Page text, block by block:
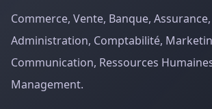
Commerce, Vente, Banque,
Administration, Comptabilité,
Communication, Ressources
Management.